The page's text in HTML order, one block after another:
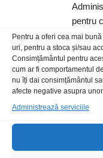
pentru
Pentru a oferi cea mai
uri, pentru a stoca și/sau
Consimțământul pentru
cum ar fi comportamentul
nu îți dai consimțământul
afecte negative asupra
Administrează serviciile
Placa nichelata pentru 3
acumulatori 18650
2,00lei/Buc